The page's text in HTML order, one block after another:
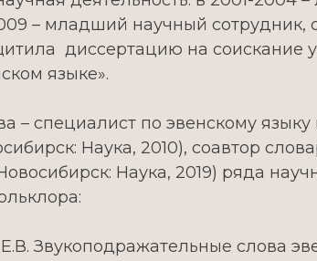
– младший научный сотрудник,
диссертацию на соискание
языке».
– специалист по эвенскому
Наука, 2010), соавтор
Наука, 2019) ряда
Е.В. Звукоподражательные слова